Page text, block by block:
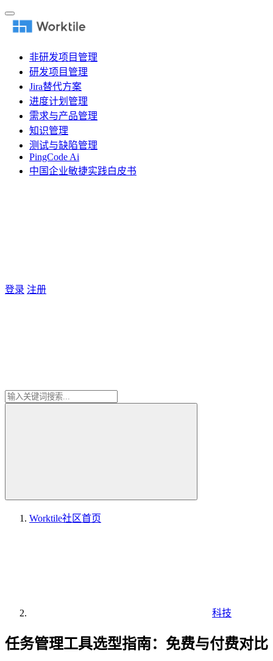
非研发项目管理
研发项目管理
Jira替代方案
进度计划管理
需求与产品管理
知识管理
测试与缺陷管理
PingCode Ai
中国企业敏捷实践白皮书
登录 注册
Worktile社区首页
科技
任务管理工具选型指南：免费与付费对比